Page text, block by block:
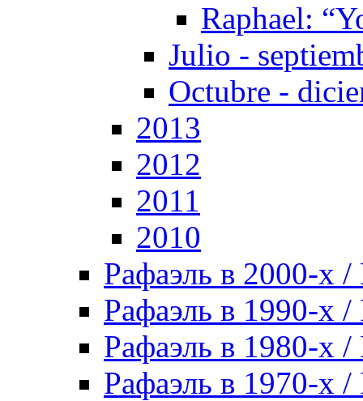
Raphael:
Julio -
Octubre -
2013
2012
2011
2010
Рафаэль в 2000-х /
Рафаэль в 1990-х /
Рафаэль в 1980-х /
Рафаэль в 1970-х /